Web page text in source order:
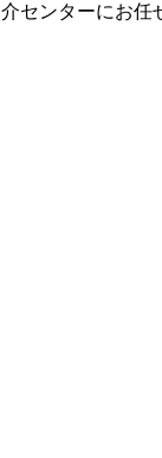
センターにお任